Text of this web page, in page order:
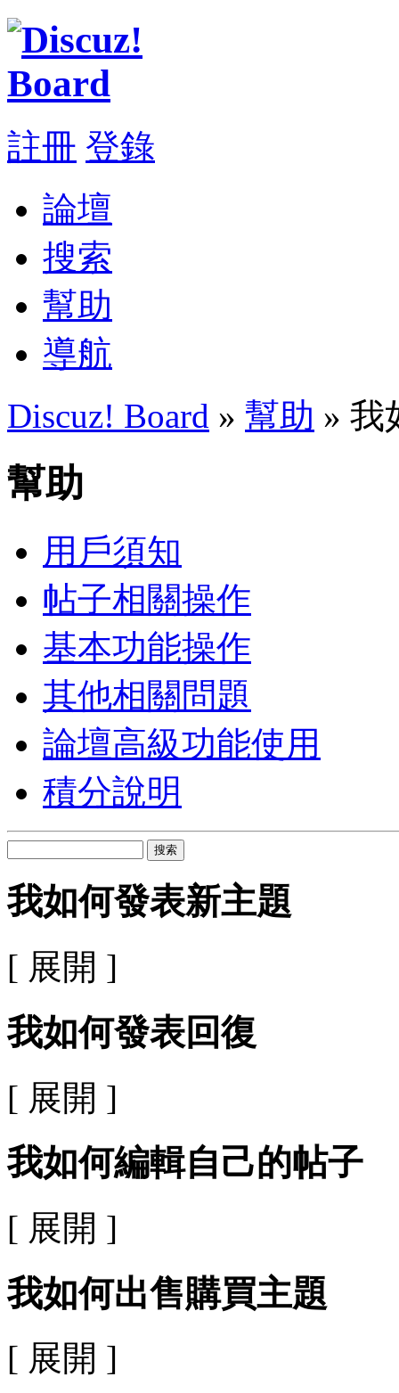
註冊 登錄
論壇
搜索
幫助
導航
Discuz! Board » 幫助 » 我
幫助
用戶須知
帖子相關操作
基本功能操作
其他相關問題
論壇高級功能使用
積分說明
搜索
我如何發表新主題
[ 展開 ]
我如何發表回復
[ 展開 ]
我如何編輯自己的帖子
[ 展開 ]
我如何出售購買主題
[ 展開 ]